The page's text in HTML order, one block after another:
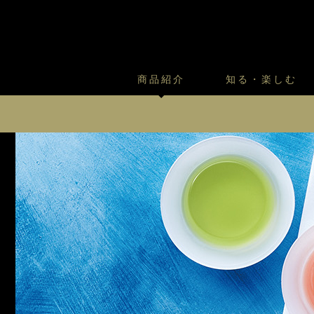
商品紹介
サマーギフトセット
フローズンスイーツ
知る・楽しむ
フルーツオブフルーツのこだ
バレンタインとモロゾフにつ
キツネとレモン
カフェモロゾフ
焼き菓子マルシェ／窯だしクッキ
お客様の声から
ファンシーデザート 6個入
ファンシーデザート 18個入（2段詰）
フルーツ オブ フルーツ 8個入
凍らせてシャーベット 6個入